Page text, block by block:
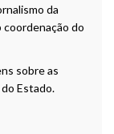
da
coordenação do
sobre as
Estado.